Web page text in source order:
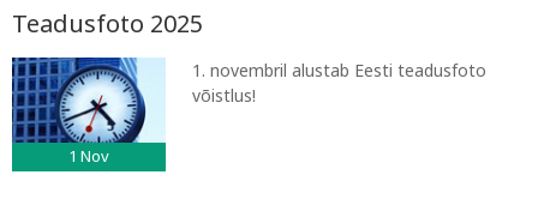
Teadusfoto 2025
1 Nov
1. novembril alustab Eesti teadusfoto
võistlus!